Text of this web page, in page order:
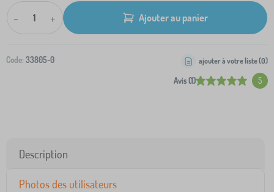
- + Ajouter au panier
Code: 33805-0
Avis (1) 5
ajouter à votre liste (0)
Description
Photos des utilisateurs